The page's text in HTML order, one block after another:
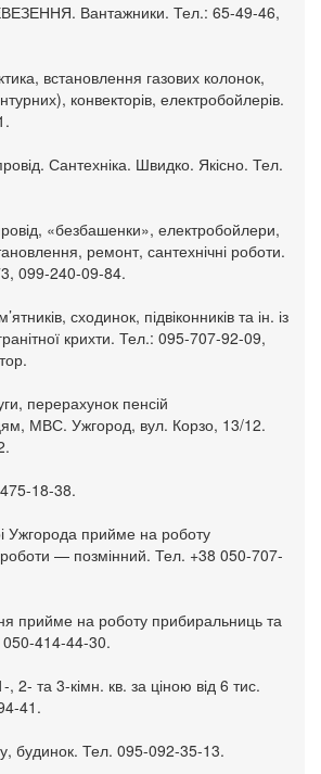
Вантажники. Тел.: 65-49-46,
встановлення газових колонок,
конвекторів, електробойлерів.
Сантехніка. Швидко. Якісно. Тел.
«безбашенки», електробойлери,
ремонт, сантехнічні роботи.
099-240-09-84.
сходинок, підвіконників та ін. із
крихти. Тел.: 095-707-92-09,
перерахунок пенсій
МВС. Ужгород, вул. Корзо, 13/12.
18-38.
Ужгорода прийме на роботу
роботи — позмінний. Тел. +38 050-707-
прийме на роботу прибиральниць та
050-414-44-30.
2- та 3-кімн. кв. за ціною від 6 тис.
41.
будинок. Тел. 095-092-35-13.